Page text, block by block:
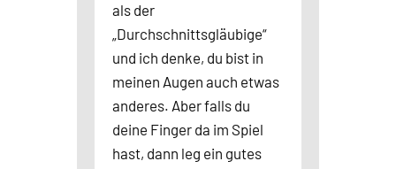
als der
„Durchschnittsgläubige“
und ich denke, du bist in
meinen Augen auch etwas
anderes. Aber falls du
deine Finger da im Spiel
hast, dann leg ein gutes